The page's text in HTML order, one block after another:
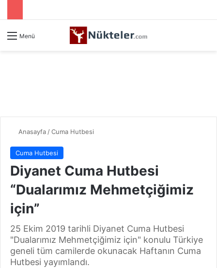
Menü
Anasayfa /Cuma Hutbesi
Cuma Hutbesi
Diyanet Cuma Hutbesi
“Dualarımız Mehmetçiğimiz
için”
25 Ekim 2019 tarihli Diyanet Cuma Hutbesi
"Dualarımız Mehmetçiğimiz için" konulu Türkiye
geneli tüm camilerde okunacak Haftanın Cuma
Hutbesi yayımlandı.